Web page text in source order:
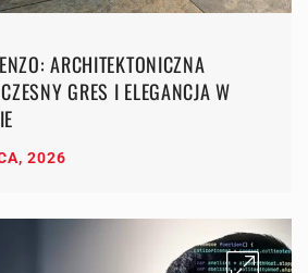
ARCHITEKTONICZNA
GRES I ELEGANCJA W
2026